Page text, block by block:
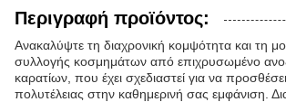
Περιγραφή προϊόντος:
Ανακαλύψτε τη διαχρονική κομψότητα και τη
συλλογής κοσμημάτων από επιχρυσωμένο
καρατίων, που έχει σχεδιαστεί για να
πολυτέλειας στην καθημερινή σας εμφάνιση.